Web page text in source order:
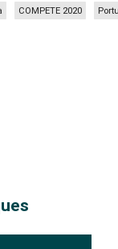
COMPETE 2020